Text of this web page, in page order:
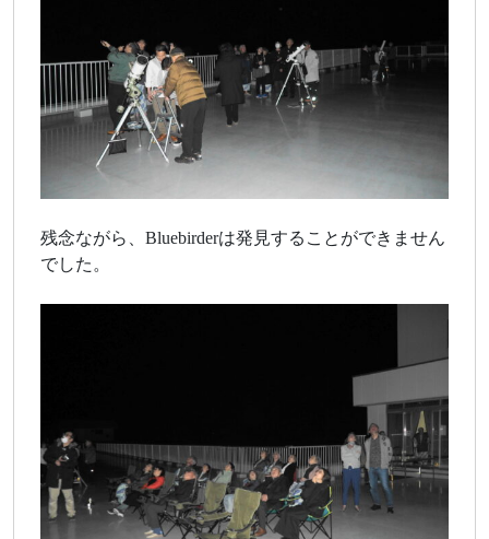
残念ながら、Bluebirderは発見することができません
でした。